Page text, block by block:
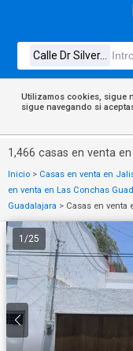
Utilizamos cookies, sigue
sigue navegando si
1,466 casas en venta
Inicio > Casas en venta en
en venta en Las Conchas
Guadalajara > Casas en venta
1 /25